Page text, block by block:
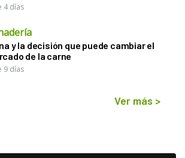
4 días
y la decisión que puede cambiar el
de la carne
9 días
Ver más >